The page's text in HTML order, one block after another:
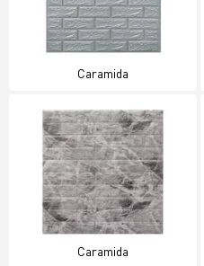
Caramida
Caramida